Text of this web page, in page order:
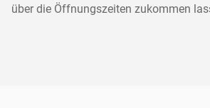
über die Öffnungszeiten zukommen